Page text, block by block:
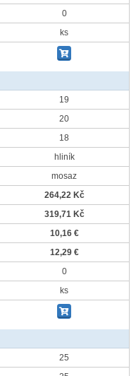
0
ks
19
20
18
hliník
mosaz
264,22 Kč
319,71 Kč
10,16 €
12,29 €
0
ks
25